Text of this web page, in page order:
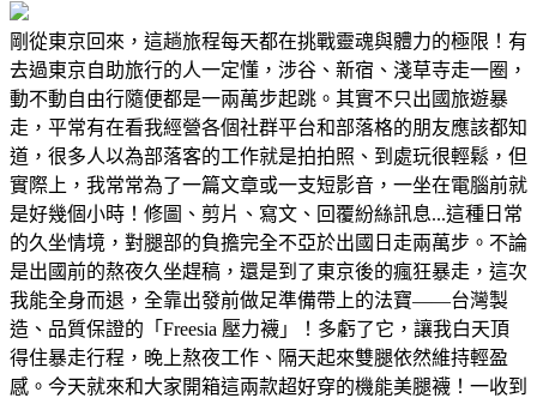
剛從東京回來，這趟旅程每天都在挑戰靈魂與體力的極限！有
去過東京自助旅行的人一定懂，涉谷、新宿、淺草寺走一圈，
動不動自由行隨便都是一兩萬步起跳。其實不只出國旅遊暴
走，平常有在看我經營各個社群平台和部落格的朋友應該都知
道，很多人以為部落客的工作就是拍拍照、到處玩很輕鬆，但
實際上，我常常為了一篇文章或一支短影音，一坐在電腦前就
是好幾個小時！修圖、剪片、寫文、回覆紛絲訊息...這種日常
的久坐情境，對腿部的負擔完全不亞於出國日走兩萬步。不論
是出國前的熬夜久坐趕稿，還是到了東京後的瘋狂暴走，這次
我能全身而退，全靠出發前做足準備帶上的法寶——台灣製
造、品質保證的「Freesia 壓力襪」！多虧了它，讓我白天頂
得住暴走行程，晚上熬夜工作、隔天起來雙腿依然維持輕盈
感。今天就來和大家開箱這兩款超好穿的機能美腿襪！一收到